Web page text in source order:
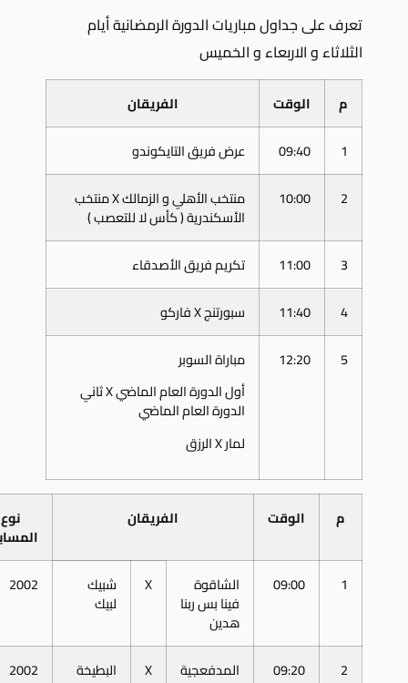
تعرف على جداول مباريات الدورة الرمضانية أيام
الثلاثاء و الاربعاء و الخميس
م الوقت
الفريقان
1
09:40
عرض فريق التايكوندو
2
10:00 منتخب الأهلي و الزمالك X منتخب
الأسكندرية ( كأس لا للتعصب )
3
11:00
تكريم فريق الأصدقاء
4
11:40
سبورتنج X فاركو
5
12:20
مباراة السوبر
أول الدورة العام الماضي X ثاني
الدورة العام الماضي
لمار X الرزق
م الوقت الفريقان نوع
1
09:00 الشاقوة
فينا بس ربنا
هدين
X شبيك
لبيك
2002
2
09:20 المدفعجية X البطيخة 2002